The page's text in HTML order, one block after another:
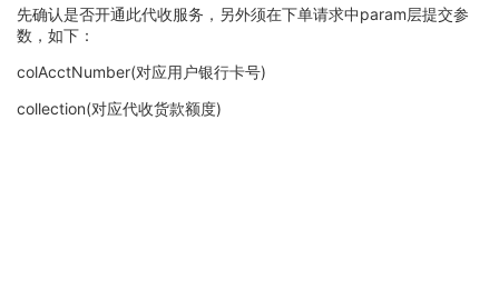
先确认是否开通此代收服务，另外须在下单请求中param层提交参
数，如下：
colAcctNumber(对应用户银行卡号)
collection(对应代收货款额度)